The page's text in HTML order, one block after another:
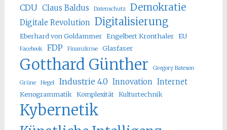
CDU Claus Baldus Datenschutz Demokratie
Digitale Revolution Digitalisierung
Eberhard von Goldammer Engelbert Kronthaler EU
Facebook FDP Finanzkrise Glasfaser
Gotthard Günther Gregory Bateson
Grüne Hegel Industrie 4.0 Innovation Internet
Kenogrammatik Komplexität Kulturtechnik
Kybernetik